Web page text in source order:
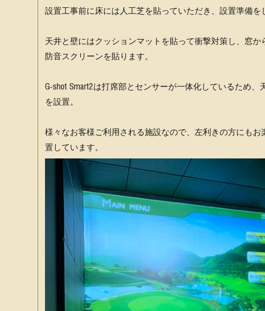
設置工事前に床には人工芝を貼っていただき、設置準備を
天井と壁にはクッションマットを貼って衝撃対策し、窓
防音スクリーンを貼ります。
G-shot Smart2は打席部とセンサーが一体化しているため
を設置。
様々なお客様ご利用される施設なので、左利きの方にも
置しています。